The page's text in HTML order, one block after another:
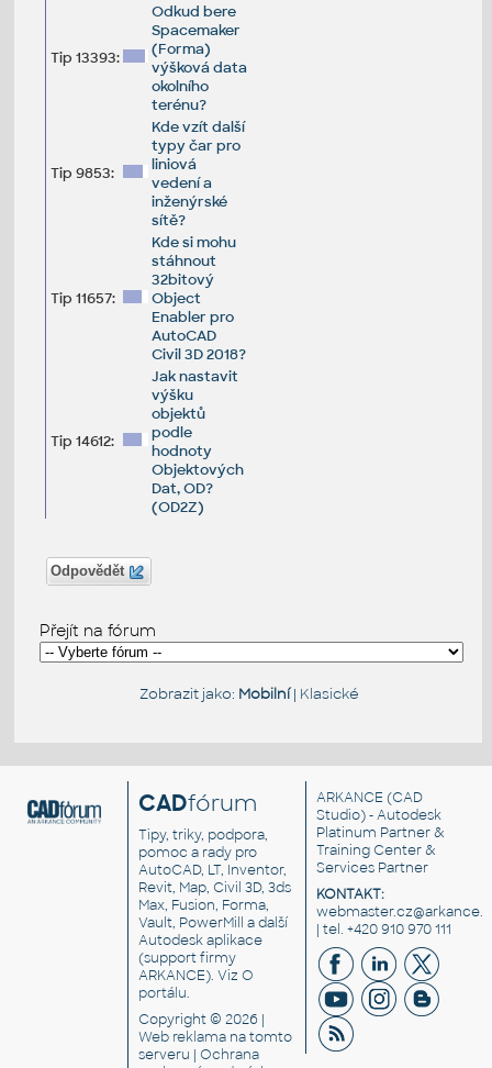
Tip 13393:
Odkud bere
Spacemaker
(Forma)
výšková data
okolního
terénu?
Tip 9853:
Kde vzít další
typy čar pro
liniová
vedení a
inženýrské
sítě?
Tip 11657:
Kde si mohu
stáhnout
32bitový
Object
Enabler pro
AutoCAD
Civil 3D 2018?
Tip 14612:
Jak nastavit
výšku
objektů
podle
hodnoty
Objektových
Dat, OD?
(OD2Z)
Odpovědět
Přejít na fórum
Zobrazit jako: Mobilní| Klasické
CADfórum
Tipy, triky, podpora,
pomoc a rady pro
AutoCAD, LT, Inventor,
Revit, Map, Civil 3D, 3ds
Max, Fusion, Forma,
Vault, PowerMill a další
Autodesk aplikace
(support firmy
ARKANCE). VizO
portálu.
Copyright © 2026 |
Web reklama na tomto
serveru |Ochrana
ARKANCE (CAD
Studio) - Autodesk
Platinum Partner &
Training Center &
Services Partner
KONTAKT:
| tel. +420 910 970 111